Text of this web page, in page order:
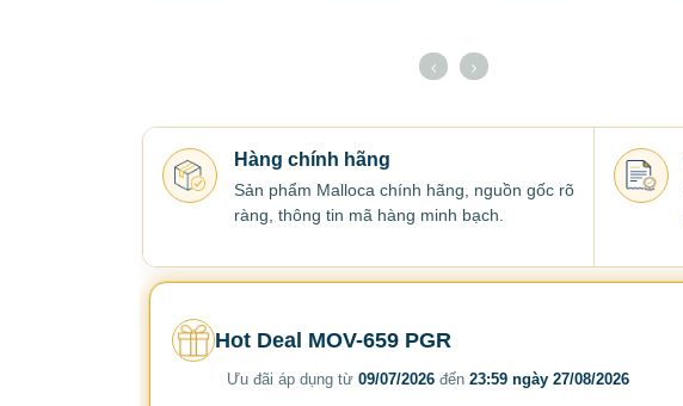
Hàng chính hãng
Sản phẩm Malloca chính hãng, nguồn gốc rõ
ràng, thông tin mã hàng minh bạch.
Hot Deal MOV-659 PGR
Ưu đãi áp dụng từ 09/07/2026 đến 23:59 ngày 27/08/2026